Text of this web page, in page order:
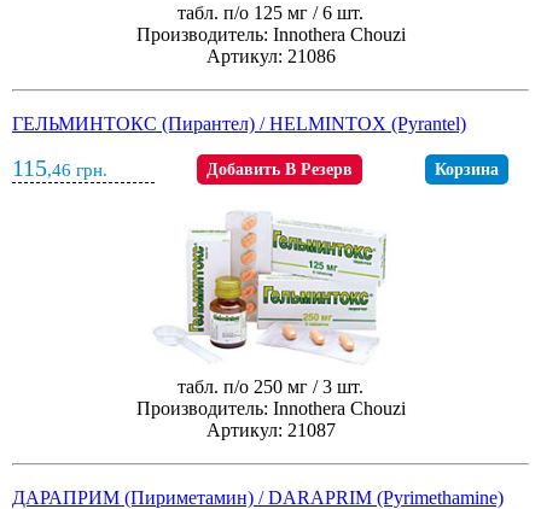
табл. п/о 125 мг / 6 шт.
Производитель: Innothera Chouzi
Артикул: 21086
ГЕЛЬМИНТОКС (Пирантел) / HELMINTOX (Pyrantel)
115,46 грн. Добавить В Резерв Корзина
табл. п/о 250 мг / 3 шт.
Производитель: Innothera Chouzi
Артикул: 21087
ДАРАПРИМ (Пириметамин) / DARAPRIM (Pyrimethamine)